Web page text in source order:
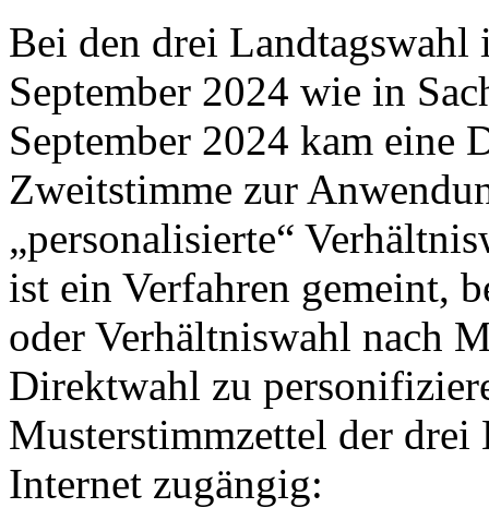
Bei den drei Landtagswahl
September 2024 wie in
September 2024 kam eine
Zweitstimme zur
„personalisierte“
ist ein Verfahren gemeint,
oder Verhältniswahl nach
Direktwahl zu
Musterstimmzettel der
Internet zugängig: